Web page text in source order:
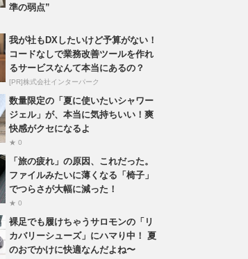
準の弱点”
我が社もDXしたいけど予算がない！
コードなしで業務改善ツールを作れ
るサービスなんて本当にあるの？
[PR]株式会社インターパーク
数量限定の「夏に使いたいシャワー
ジェル」が、本当に気持ちいい！爽
快感がクセになるよ
★ 0
「旅の疲れ」の原因、これだった。
ファイルみたいに薄くなる「椅子」
でつらさが大幅に減った！
★ 0
裸足でも履けちゃうサロモンの「リ
カバリーシューズ」にハマり中！ 夏
のおでかけに快適なんだよね〜